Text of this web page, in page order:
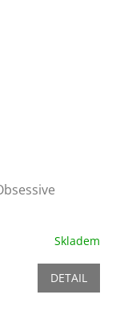
Skladem
DETAIL